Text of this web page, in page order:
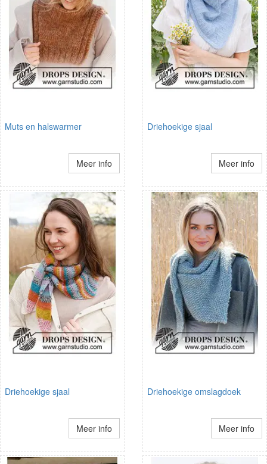
Muts en halswarmer
Meer info
Driehoekige sjaal
Meer info
Driehoekige sjaal
Meer info
Driehoekige omslagdoek
Meer info